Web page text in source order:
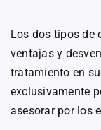
Los dos tipos de
ventajas y
tratamiento en
exclusivamente
asesorar por los